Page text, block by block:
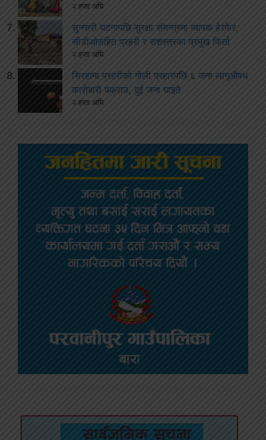
२ हप्ता अघि
सुनसरी घटनापछि सुरक्षा संयन्त्रमा व्यापक हेरफेर,
सीडीओसहित प्रहरी र सशस्त्रका प्रमुख फिर्ता
२ हप्ता अघि
सिरहामा प्रहरीको गोली प्रहारपछि ६ जना लागूऔषध
कारोबारी पक्राउ, दुई जना घाइते
२ हप्ता अघि